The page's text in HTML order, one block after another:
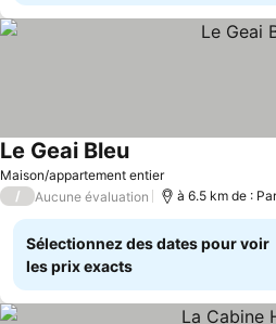
Maison/appartement entier
Le Geai Bleu
/ Aucune évaluation
Sélectionnez des dates pour voir
les prix exacts